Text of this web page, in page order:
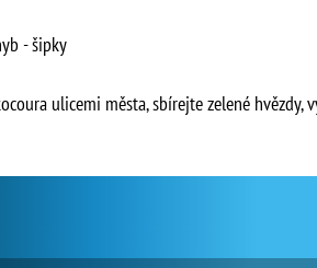
- šipky
ulicemi města, sbírejte zelené hvězdy,